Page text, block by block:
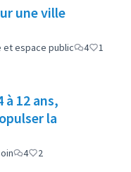
une ville
et espace public 4 1
12 ans,
la
4 2